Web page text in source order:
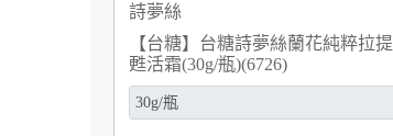
詩夢絲
【台糖】台糖詩夢絲蘭花純粹拉提
甦活霜(30g/瓶)(6726)